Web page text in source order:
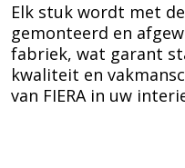
Elk stuk wordt met
gemonteerd en
fabriek, wat garant
kwaliteit en
van FIERA in uw